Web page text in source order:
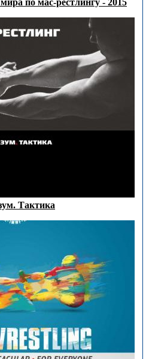
по мас-рестлингу - 2015
Тактика